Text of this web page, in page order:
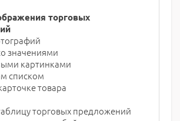
торговых
значениями
картинками
списком
товара
торговых предложений